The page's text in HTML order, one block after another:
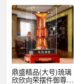
鼎盛精品(大号)琉璃
欣欣向荣摆件御尊开